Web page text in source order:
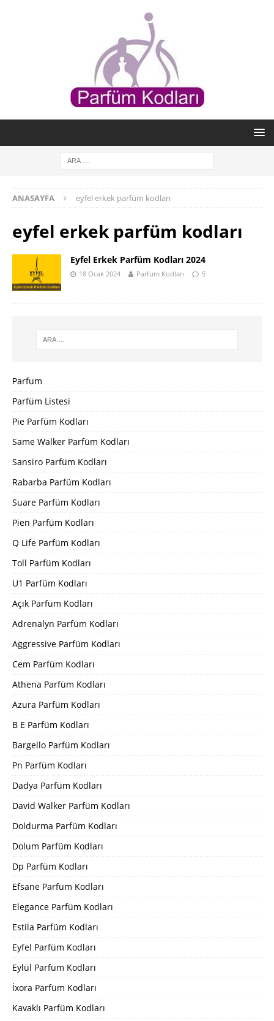
ANASAYFA eyfel erkek parfüm kodları
eyfel erkek parfüm kodları
Eyfel Erkek Parfüm Kodları 2024
18 Ocak 2024 Parfum Kodları 5
Parfum
Parfüm Listesi
Pie Parfüm Kodları
Same Walker Parfüm Kodları
Sansiro Parfüm Kodları
Rabarba Parfüm Kodları
Suare Parfüm Kodları
Pien Parfüm Kodları
Q Life Parfüm Kodları
Toll Parfüm Kodları
U1 Parfüm Kodları
Açık Parfüm Kodları
Adrenalyn Parfüm Kodları
Aggressive Parfüm Kodları
Cem Parfüm Kodları
Athena Parfüm Kodları
Azura Parfüm Kodları
B E Parfüm Kodları
Bargello Parfüm Kodları
Pn Parfüm Kodları
Dadya Parfüm Kodları
David Walker Parfüm Kodları
Doldurma Parfüm Kodları
Dolum Parfüm Kodları
Dp Parfüm Kodları
Efsane Parfüm Kodları
Elegance Parfüm Kodları
Estila Parfüm Kodları
Eyfel Parfüm Kodları
Eylül Parfüm Kodları
İxora Parfüm Kodları
Kavaklı Parfüm Kodları